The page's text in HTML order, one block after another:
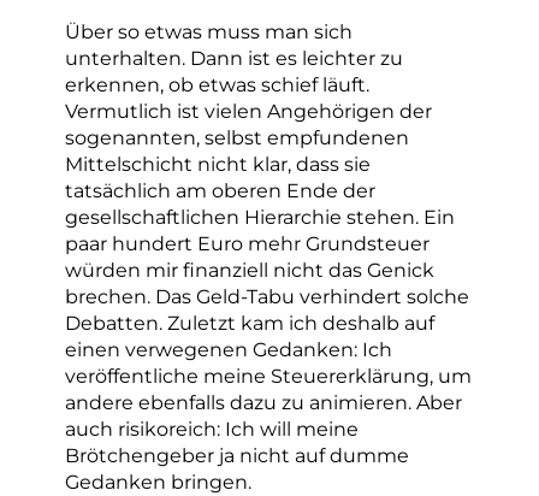
Über so etwas muss man sich
unterhalten. Dann ist es leichter zu
erkennen, ob etwas schief läuft.
Vermutlich ist vielen Angehörigen der
sogenannten, selbst empfundenen
Mittelschicht nicht klar, dass sie
tatsächlich am oberen Ende der
gesellschaftlichen Hierarchie stehen. Ein
paar hundert Euro mehr Grundsteuer
würden mir finanziell nicht das Genick
brechen. Das Geld-Tabu verhindert solche
Debatten. Zuletzt kam ich deshalb auf
einen verwegenen Gedanken: Ich
veröffentliche meine Steuererklärung, um
andere ebenfalls dazu zu animieren. Aber
auch risikoreich: Ich will meine
Brötchengeber ja nicht auf dumme
Gedanken bringen.